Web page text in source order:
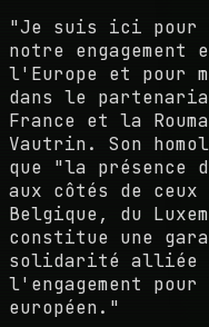
"Je suis ici
notre
l'Europe et pour
dans le
France et la
Vautrin. Son
que "la
aux côtés de ceux
Belgique, du
constitue une
solidarité alliée
l'engagement
européen."